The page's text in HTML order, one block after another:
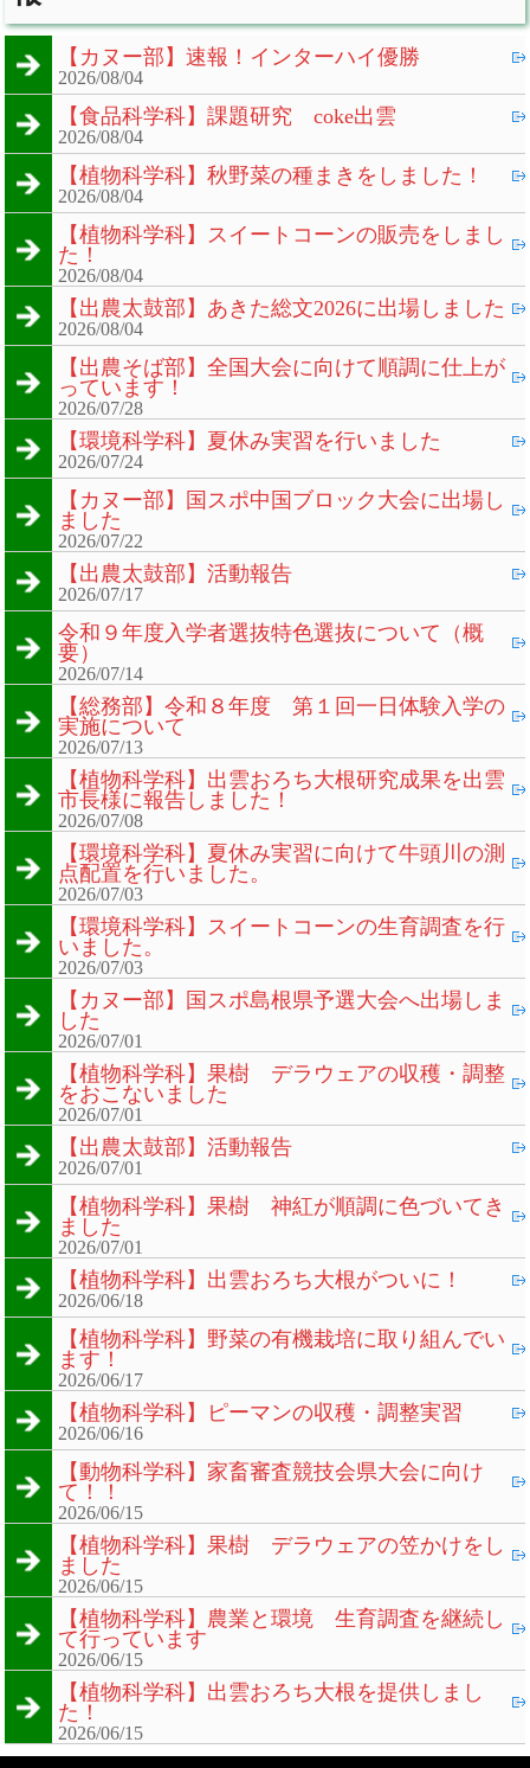
【カヌー部】速報！インターハイ優勝
2026/08/04
【食品科学科】課題研究 coke出雲
2026/08/04
【植物科学科】秋野菜の種まきをしました！
2026/08/04
【植物科学科】スイートコーンの販売をしまし
た！
2026/08/04
【出農太鼓部】あきた総文2026に出場しました
2026/08/04
【出農そば部】全国大会に向けて順調に仕上が
っています！
2026/07/28
【環境科学科】夏休み実習を行いました
2026/07/24
【カヌー部】国スポ中国ブロック大会に出場し
ました
2026/07/22
【出農太鼓部】活動報告
2026/07/17
令和９年度入学者選抜特色選抜について（概
要）
2026/07/14
【総務部】令和８年度 第１回一日体験入学の
実施について
2026/07/13
【植物科学科】出雲おろち大根研究成果を出雲
市長様に報告しました！
2026/07/08
【環境科学科】夏休み実習に向けて牛頭川の測
点配置を行いました。
2026/07/03
【環境科学科】スイートコーンの生育調査を行
いました。
2026/07/03
【カヌー部】国スポ島根県予選大会へ出場しま
した
2026/07/01
【植物科学科】果樹 デラウェアの収穫・調整
をおこないました
2026/07/01
【出農太鼓部】活動報告
2026/07/01
【植物科学科】果樹 神紅が順調に色づいてき
ました
2026/07/01
【植物科学科】出雲おろち大根がついに！
2026/06/18
【植物科学科】野菜の有機栽培に取り組んでい
ます！
2026/06/17
【植物科学科】ピーマンの収穫・調整実習
2026/06/16
【動物科学科】家畜審査競技会県大会に向け
て！！
2026/06/15
【植物科学科】果樹 デラウェアの笠かけをし
ました
2026/06/15
【植物科学科】農業と環境 生育調査を継続し
て行っています
2026/06/15
【植物科学科】出雲おろち大根を提供しまし
た！
2026/06/15